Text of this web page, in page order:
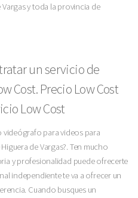
y toda la provincia de
un servicio de
Cost. Precio Low Cost
Low Cost
para videos para
de Vargas?. Ten mucho
y profesionalidad puede ofrecerte
independiente te va a ofrecer un
Cuando busques un